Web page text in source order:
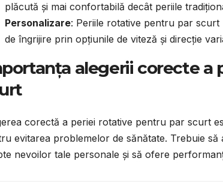
plăcută și mai confortabilă decât periile
Personalizare: Periile rotative pentru par
de îngrijire prin opțiunile de viteză și direcție
alegerii corecte a
corectă a periei rotative pentru par scurt
evitarea problemelor de sănătate. Trebuie
nevoilor tale personale și să ofere